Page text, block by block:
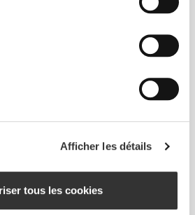
Afficher les détails
tous les cookies
plus intenses, sans restreindre
CE QUE L'ON
VOIT